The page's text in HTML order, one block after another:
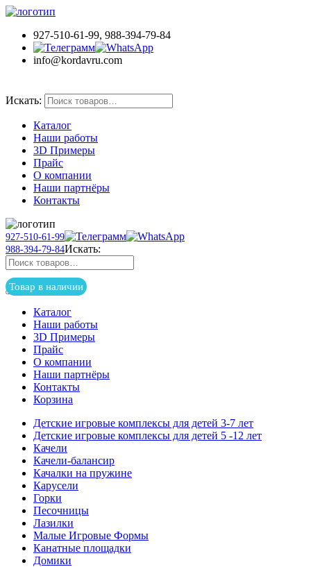
927-510-61-99, 988-394-79-84
info@kordavru.com
Искать:
Каталог
Наши работы
3D Примеры
Прайс
О компании
Наши партнёры
Контакты
927-510-61-99
988-394-79-84Искать:
Товар в наличии
Каталог
Наши работы
3D Примеры
Прайс
О компании
Наши партнёры
Контакты
Корзина
Детские игровые комплексы для детей 3-7 лет
Детские игровые комплексы для детей 5 -12 лет
Качели
Качели-балансир
Качалки на пружине
Карусели
Горки
Песочницы
Лазилки
Малые Игровые Формы
Канатные площадки
Домики